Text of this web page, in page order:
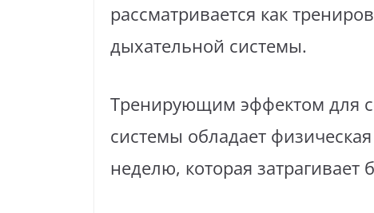
рассматривается как
дыхательной системы.
Тренирующим эффектом для
системы обладает
неделю, которая